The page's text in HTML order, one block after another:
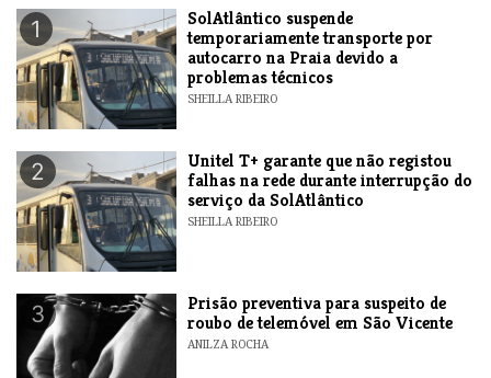
1
SolAtlântico suspende
temporariamente transporte por
autocarro na Praia devido a
problemas técnicos
SHEILLA RIBEIRO
2
Unitel T+ garante que não registou
falhas na rede durante interrupção do
serviço da SolAtlântico
SHEILLA RIBEIRO
3
Prisão preventiva para suspeito de
roubo de telemóvel em São Vicente
ANILZA ROCHA